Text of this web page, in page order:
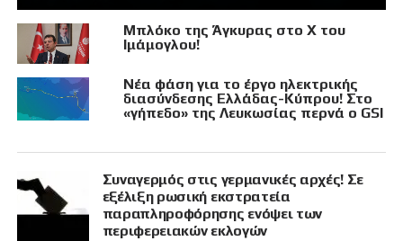
Μπλόκο της Άγκυρας στο X του
Ιμάμογλου!
Νέα φάση για το έργο ηλεκτρικής
διασύνδεσης Ελλάδας-Κύπρου! Στο
«γήπεδο» της Λευκωσίας περνά ο GSI
Συναγερμός στις γερμανικές αρχές! Σε
εξέλιξη ρωσική εκστρατεία
παραπληροφόρησης ενόψει των
περιφερειακών εκλογών